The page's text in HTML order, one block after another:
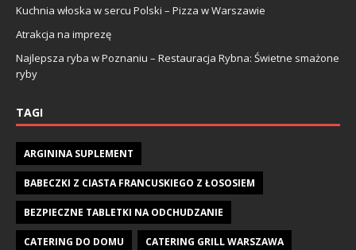
Kuchnia włoska w sercu Polski – Pizza w Warszawie
Atrakcja na imprezę
Najlepsza ryba w Poznaniu – Restauracja Rybna: Świetne smażone
ryby
TAGI
ARGININA SUPLEMENT
BABECZKI Z CIASTA FRANCUSKIEGO Z ŁOSOSIEM
BEZPIECZNE TABLETKI NA ODCHUDZANIE
CATERING DO DOMU CATERING GRILL WARSZAWA